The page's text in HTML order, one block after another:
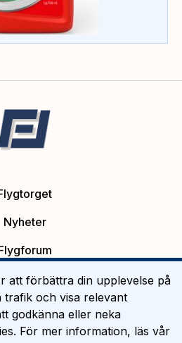
Nyheter
Flygtorget
att förbättra din upplevelse på
trafik och visa relevant
godkänna eller neka
För mer information, läs vår